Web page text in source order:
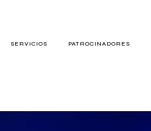
SERVICIOS PATROCINADORES